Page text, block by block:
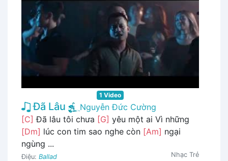
1 Video
Đã Lâu
Nguyễn Đức Cường
[C] Đã lâu tôi chưa [G] yêu một ai Vì những
[Dm] lúc con tim sao nghe còn [Am] ngại
ngùng ...
Điệu: Ballad Nhạc Trẻ